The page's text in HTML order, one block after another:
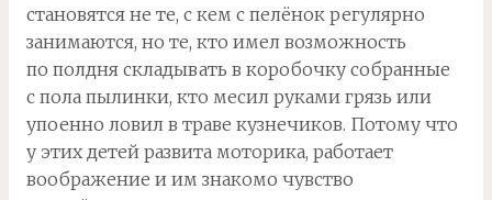
становятся не те, с кем с пелёнок регулярно
занимаются, но те, кто имел возможность
по полдня складывать в коробочку собранные
с пола пылинки, кто месил руками грязь или
упоенно ловил в траве кузнечиков. Потому что
у этих детей развита моторика, работает
воображение и им знакомо чувство